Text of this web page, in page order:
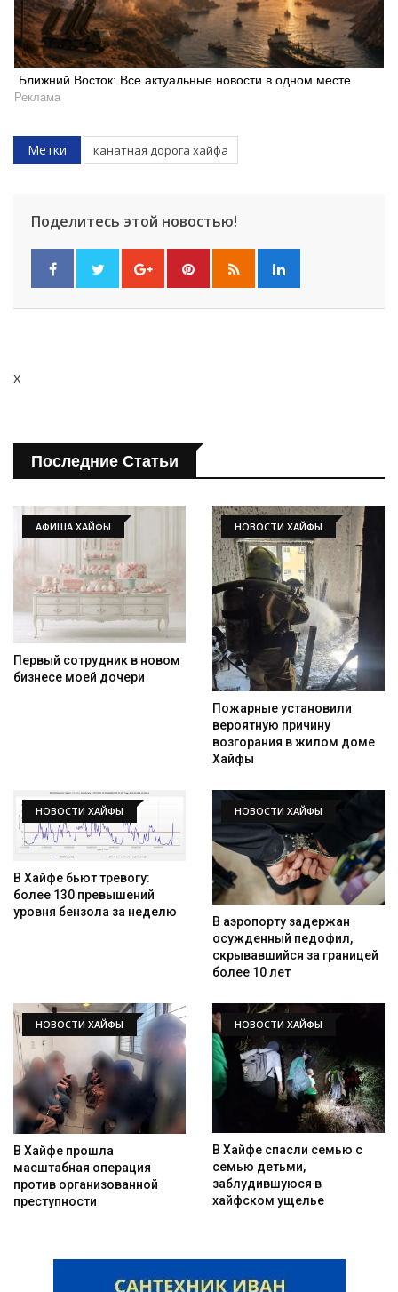
Ближний Восток: Все актуальные новости в одном месте
Реклама
Метки канатная дорога хайфа
Поделитесь этой новостью!
x
Последние Статьи
АФИША ХАЙФЫ
Первый сотрудник в новом
бизнесе моей дочери
НОВОСТИ ХАЙФЫ
Пожарные установили
вероятную причину
возгорания в жилом доме
Хайфы
НОВОСТИ ХАЙФЫ
В Хайфе бьют тревогу:
более 130 превышений
уровня бензола за неделю
НОВОСТИ ХАЙФЫ
В аэропорту задержан
осужденный педофил,
скрывавшийся за границей
более 10 лет
НОВОСТИ ХАЙФЫ
В Хайфе прошла
масштабная операция
против организованной
преступности
НОВОСТИ ХАЙФЫ
В Хайфе спасли семью с
семью детьми,
заблудившуюся в
хайфском ущелье